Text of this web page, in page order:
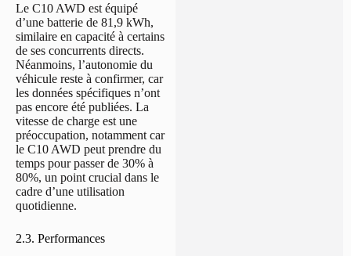
Le C10 AWD est équipé
d’une batterie de 81,9 kWh,
similaire en capacité à certains
de ses concurrents directs.
Néanmoins, l’autonomie du
véhicule reste à confirmer, car
les données spécifiques n’ont
pas encore été publiées. La
vitesse de charge est une
préoccupation, notamment car
le C10 AWD peut prendre du
temps pour passer de 30% à
80%, un point crucial dans le
cadre d’une utilisation
quotidienne.
2.3. Performances